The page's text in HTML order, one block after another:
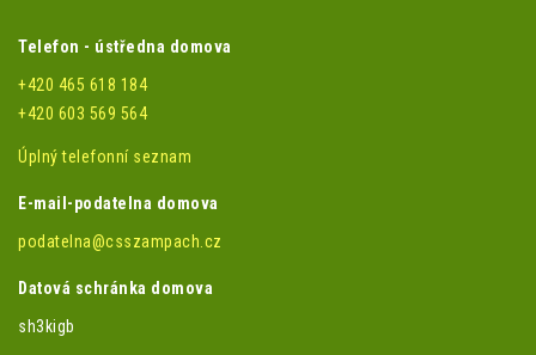
Telefon - ústředna domova
+420 465 618 184
+420 603 569 564
Úplný telefonní seznam
E-mail-podatelna domova
podatelna@csszampach.cz
Datová schránka domova
sh3kigb